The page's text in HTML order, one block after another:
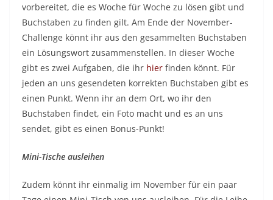
vorbereitet, die es Woche für Woche zu lösen gibt und
Buchstaben zu finden gilt. Am Ende der November-
Challenge könnt ihr aus den gesammelten Buchstaben
ein Lösungswort zusammenstellen. In dieser Woche
gibt es zwei Aufgaben, die ihr hier finden könnt. Für
jeden an uns gesendeten korrekten Buchstaben gibt es
einen Punkt. Wenn ihr an dem Ort, wo ihr den
Buchstaben findet, ein Foto macht und es an uns
sendet, gibt es einen Bonus-Punkt!
Mini-Tische ausleihen
Zudem könnt ihr einmalig im November für ein paar